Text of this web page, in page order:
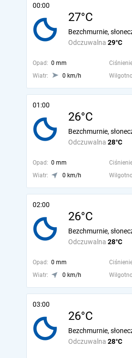
00:00
27°C
Odczuwalna 29°C
Bezchmurnie,
Opad: 0 mm
Wiatr:
0 km/h
01:00
26°C
Odczuwalna 28°C
Bezchmurnie,
Opad: 0 mm
Wiatr:
0 km/h
02:00
26°C
Odczuwalna 28°C
Bezchmurnie,
Opad: 0 mm
Wiatr:
0 km/h
03:00
26°C
Odczuwalna 28°C
Bezchmurnie,